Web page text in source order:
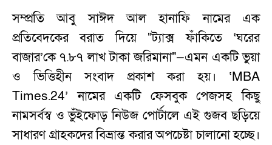
সম্প্রতি আবু সাঈদ আল হানাফি নামের এক
প্রতিবেদকের বরাত দিয়ে "ট্যাক্স ফাঁকিতে ‘ঘরের
বাজার’কে ৭.৮৭ লাখ টাকা জরিমানা"—এমন একটি ভুয়া
ও ভিত্তিহীন সংবাদ প্রকাশ করা হয়। ‘MBA
Times.24’ নামের একটি ফেসবুক পেজসহ কিছু
নামসর্বস্ব ও ভুঁইফোড় নিউজ পোর্টালে এই গুজব ছড়িয়ে
সাধারণ গ্রাহকদের বিভ্রান্ত করার অপচেষ্টা চালানো হচ্ছে।